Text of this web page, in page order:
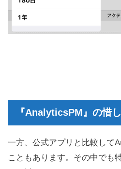
『AnalyticsPM』の惜
一方、公式アプリと比較して
こともあります。その中でも